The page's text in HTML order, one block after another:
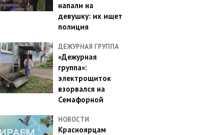
напали на
девушку: их ищет
полиция
ДЕЖУРНАЯ ГРУППА
«Дежурная
группа»:
электрощиток
взорвался на
Семафорной
НОВОСТИ
Красноярцам